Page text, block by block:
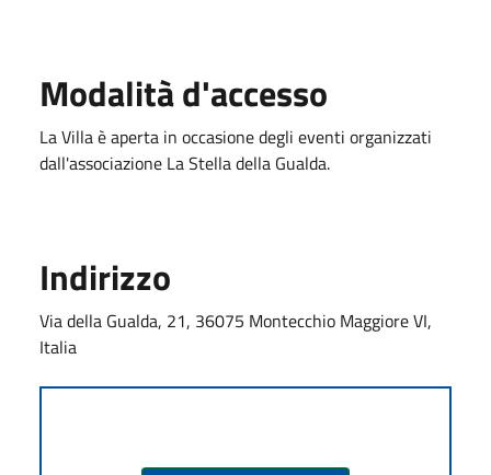
Modalità d'accesso
La Villa è aperta in occasione degli eventi organizzati
dall'associazione La Stella della Gualda.
Indirizzo
Via della Gualda, 21, 36075 Montecchio Maggiore VI,
Italia